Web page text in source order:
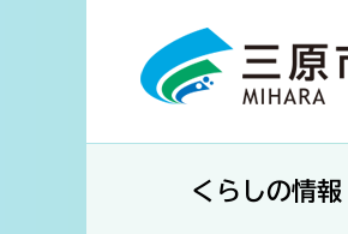
くらしの情報